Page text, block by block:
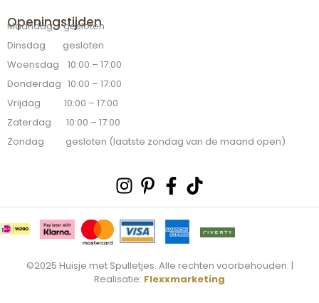
Openingstijden
Maandag gesloten
Dinsdag gesloten
Woensdag 10:00 – 17:00
Donderdag 10:00 – 17:00
Vrijdag 10:00 – 17:00
Zaterdag 10:00 – 17:00
Zondag gesloten (laatste zondag van de maand open)
Instagram
Pinterest-
p
Facebook-
f
Tiktok
©2025 Huisje met Spulletjes. Alle rechten voorbehouden. |
Realisatie: Flexxmarketing